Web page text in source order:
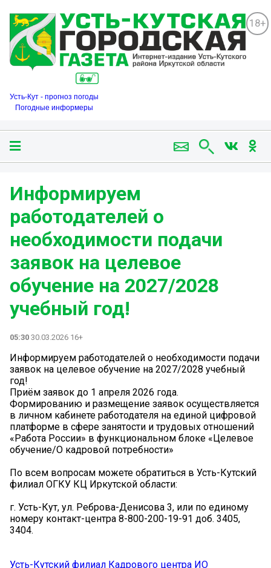
18+
Усть-Кут - прогноз погоды
Погодные информеры
Информируем
работодателей о
необходимости подачи
заявок на целевое
обучение на 2027/2028
учебный год!
05:30 30.03.2026 16+
Информируем работодателей о необходимости подачи
заявок на целевое обучение на 2027/2028 учебный
год!
Приём заявок до 1 апреля 2026 года.
Формированию и размещение заявок осуществляется
в личном кабинете работодателя на единой цифровой
платформе в сфере занятости и трудовых отношений
«Работа России» в функциональном блоке «Целевое
обучение/О кадровой потребности»
По всем вопросам можете обратиться в Усть-Кутский
филиал ОГКУ КЦ Иркутской области:
г. Усть-Кут, ул. Реброва-Денисова 3, или по единому
номеру контакт-центра 8-800-200-19-91 доб. 3405,
3404.
Усть-Кутский филиал Кадрового центра ИО